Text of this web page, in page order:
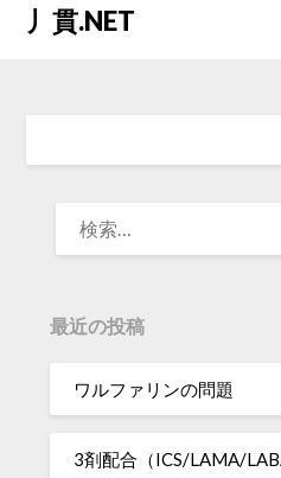
Skip丿貫.NET
最近の投稿
ワルファリンの問題
3剤配合（ICS/LAMA/